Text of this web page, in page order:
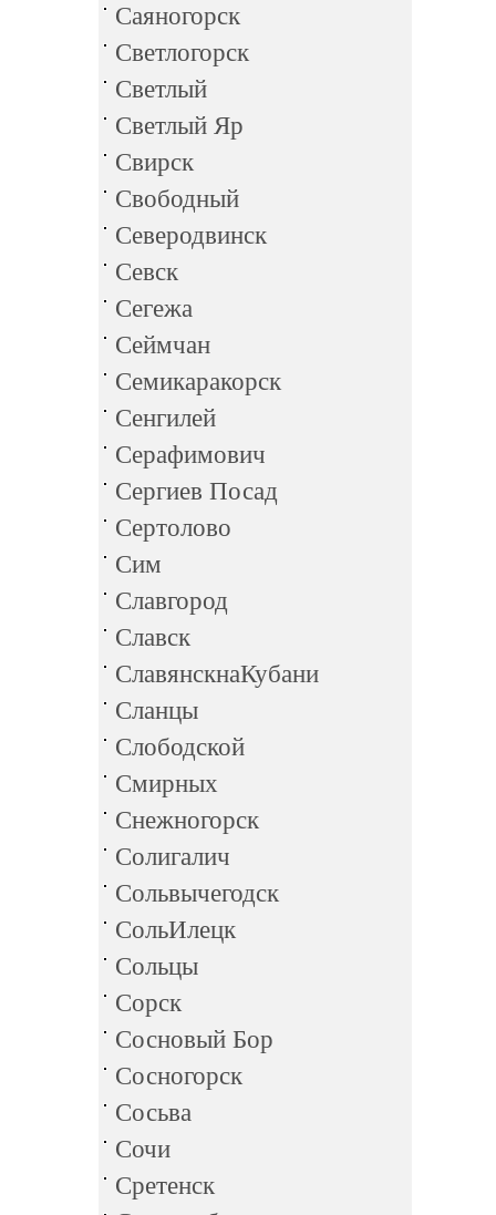
Саяногорск
Светлогорск
Светлый
Светлый Яр
Свирск
Свободный
Северодвинск
Севск
Сегежа
Сеймчан
Семикаракорск
Сенгилей
Серафимович
Сергиев Посад
Сертолово
Сим
Славгород
Славск
СлавянскнаКубани
Сланцы
Слободской
Смирных
Снежногорск
Солигалич
Сольвычегодск
СольИлецк
Сольцы
Сорск
Сосновый Бор
Сосногорск
Сосьва
Сочи
Сретенск